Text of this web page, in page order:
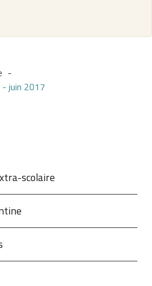
-
- juin 2017
scolaire